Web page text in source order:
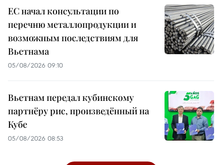
ЕС начал консультации по
перечню металлопродукции и
возможным последствиям для
Вьетнама
05/08/2026 09:10
Вьетнам передал кубинскому
партнёру рис, произведённый на
Кубе
05/08/2026 08:53